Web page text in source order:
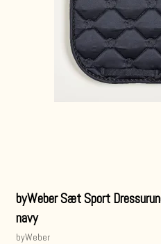
byWeber Sæt Sport
navy
byWeber